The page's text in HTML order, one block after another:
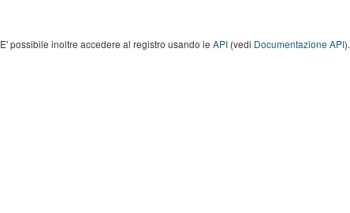
E' possibile inoltre accedere al registro usando le API(vedi Documentazione API).